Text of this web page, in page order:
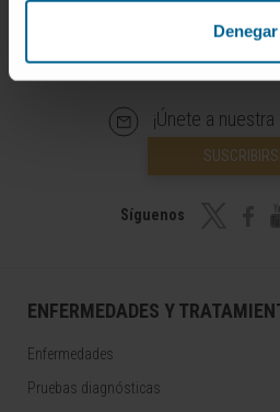
Denegar
¡Únete a
Síguenos
ENFERMEDADES Y
Enfermedades
Pruebas diagnósticas